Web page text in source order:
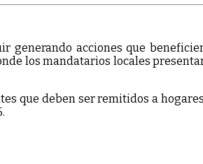
generando acciones que
los mandatarios locales
que deben ser remitidos a